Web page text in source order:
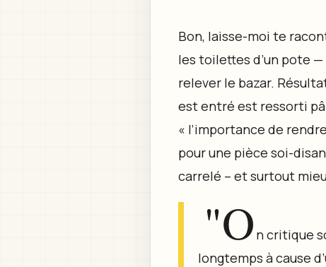
Bon, laisse-moi te
les toilettes d’un pote
relever le bazar.
est entré est ressorti
« l’importance de
pour une pièce soi-
carrelé – et surtout
"O n critique
longtemps à cause